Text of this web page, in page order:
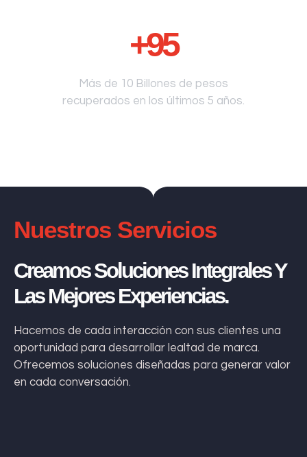
+95
Más de 10 Billones de pesos
recuperados en los últimos 5 años.
Nuestros Servicios
Creamos Soluciones Integrales Y
Las Mejores Experiencias.
Hacemos de cada interacción con sus clientes una
oportunidad para desarrollar lealtad de marca.
Ofrecemos soluciones diseñadas para generar valor
en cada conversación.